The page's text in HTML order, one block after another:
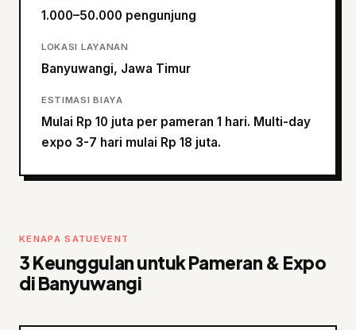
1.000–50.000 pengunjung
LOKASI LAYANAN
Banyuwangi, Jawa Timur
ESTIMASI BIAYA
Mulai Rp 10 juta per pameran 1 hari. Multi-day
expo 3-7 hari mulai Rp 18 juta.
KENAPA SATUEVENT
3 Keunggulan untuk Pameran & Expo
di Banyuwangi